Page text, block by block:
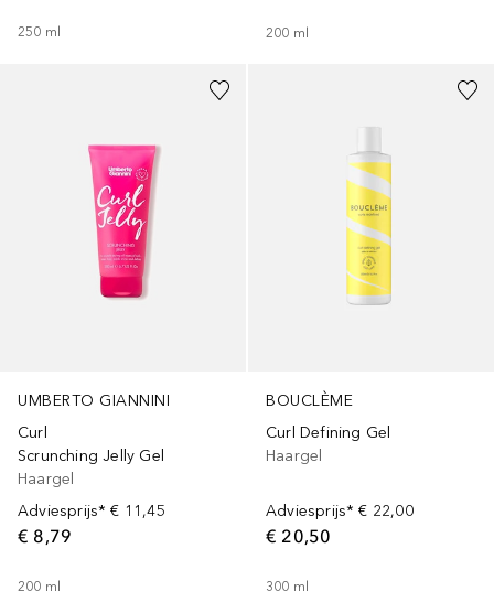
250 ml 200 ml
UMBERTO GIANNINI
Curl
Scrunching Jelly Gel
Haargel
Adviesprijs* € 11,45
€ 8,79
200 ml
BOUCLÈME
Curl Defining Gel
Haargel
Adviesprijs* € 22,00
€ 20,50
300 ml